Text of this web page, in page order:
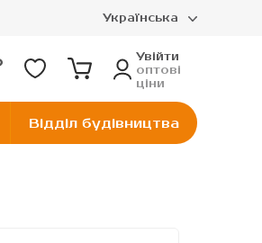
Українська
Увійти
оптові
ціни
Відділ будівництва